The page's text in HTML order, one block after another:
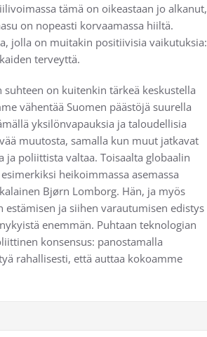
tämä on oikeastaan jo alkanut,
on nopeasti korvaamassa hiiltä.
jolla on muitakin positiivisia vaikutuksia:
terveyttä.
on kuitenkin tärkeä keskustella
vähentää Suomen päästöjä suurella
yksilönvapauksia ja taloudellisia
muutosta, samalla kun muut jatkavat
poliittista valtaa. Toisaalta globaalin
heikoimmassa asemassa
Bjørn Lomborg. Hän, ja myös
ja siihen varautumisen edistys
enemmän. Puhtaan teknologian
konsensus: panostamalla
rahallisesti, että auttaa kokoamme